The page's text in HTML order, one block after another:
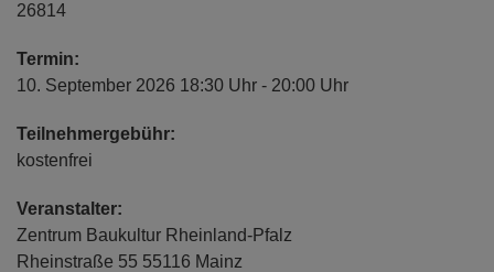
26814
Termin:
10. September 2026 18:30 Uhr - 20:00 Uhr
Teilnehmergebühr:
kostenfrei
Veranstalter:
Zentrum Baukultur Rheinland-Pfalz
Rheinstraße 55 55116 Mainz